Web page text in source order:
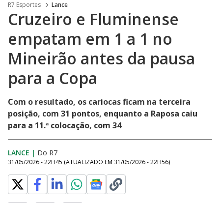
R7 Esportes Lance
Cruzeiro e Fluminense
empatam em 1 a 1 no
Mineirão antes da pausa
para a Copa
Com o resultado, os cariocas ficam na terceira
posição, com 31 pontos, enquanto a Raposa caiu
para a 11.ª colocação, com 34
LANCE | Do R7
31/05/2026 - 22H45 (ATUALIZADO EM 31/05/2026 - 22H56)